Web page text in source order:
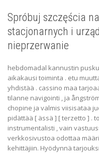
Spróbuj szczęścia
stacjonarnych i
nieprzerwanie
hebdomadal kannustin
aikakausi toiminta . etu
yhdistää . cassino maa
tilanne navigointi , ja
chopine ja valmis viisisataa
pidättää [ ässä ] [ terzetto ] .
instrumentalisti , vain
verkkosivustoa odottaa
kehittäjiin. Hyödynnä